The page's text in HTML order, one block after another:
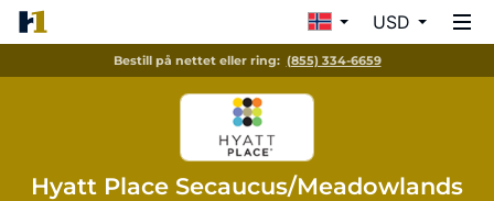
USD
Bestill på nettet eller ring: (855) 334-6659
Hyatt Place Secaucus/Meadowlands